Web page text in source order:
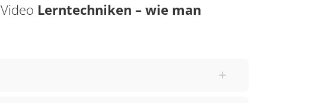
Lerntechniken – wie man